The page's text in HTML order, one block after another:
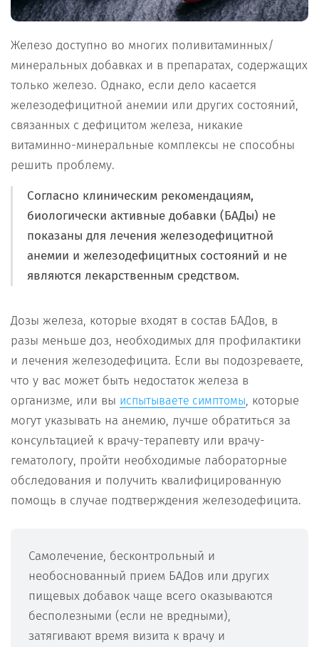
Железо доступно во многих поливитаминных/
минеральных добавках и в препаратах, содержащих
только железо. Однако, если дело касается
железодефицитной анемии или других состояний,
связанных с дефицитом железа, никакие
витаминно-минеральные комплексы не способны
решить проблему.
Согласно клиническим рекомендациям,
биологически активные добавки (БАДы) не
показаны для лечения железодефицитной
анемии и железодефицитных состояний и не
являются лекарственным средством.
Дозы железа, которые входят в состав БАДов, в
разы меньше доз, необходимых для профилактики
и лечения железодефицита. Если вы подозреваете,
что у вас может быть недостаток железа в
организме, или вы испытываете симптомы, которые
могут указывать на анемию, лучше обратиться за
консультацией к врачу-терапевту или врачу-
гематологу, пройти необходимые лабораторные
обследования и получить квалифицированную
помощь в случае подтверждения железодефицита.
Самолечение, бесконтрольный и
необоснованный прием БАДов или других
пищевых добавок чаще всего оказываются
бесполезными (если не вредными),
затягивают время визита к врачу и